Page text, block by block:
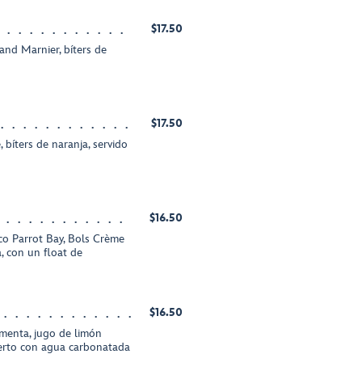
Marnier, bíters de
$17.50
bíters de naranja, servido
$17.50
Parrot Bay, Bols Crème
con un float de
$16.50
jugo de limón
con agua carbonatada
$16.50